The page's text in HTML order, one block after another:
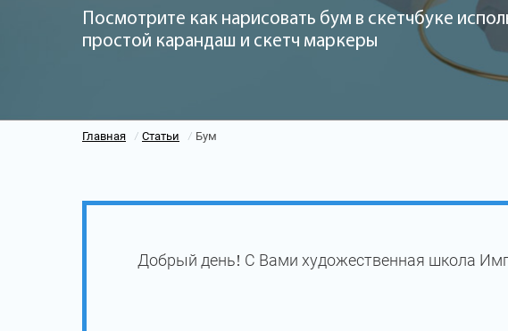
Посмотрите как нарисовать бум в скетчбуке
простой карандаш и скетч маркеры
Главная / Статьи / Бум
Добрый день! С Вами художественная школа